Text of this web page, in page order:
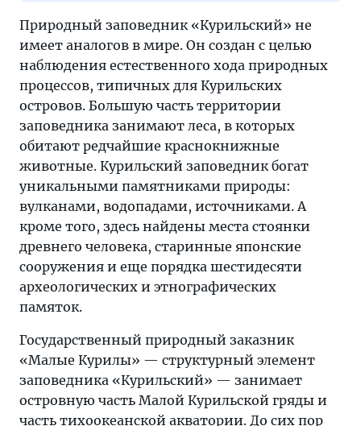
Природный заповедник «Курильский» не
имеет аналогов в мире. Он создан с целью
наблюдения естественного хода природных
процессов, типичных для Курильских
островов. Большую часть территории
заповедника занимают леса, в которых
обитают редчайшие краснокнижные
животные. Курильский заповедник богат
уникальными памятниками природы:
вулканами, водопадами, источниками. А
кроме того, здесь найдены места стоянки
древнего человека, старинные японские
сооружения и еще порядка шестидесяти
археологических и этнографических
памяток.
Государственный природный заказник
«Малые Курилы» — структурный элемент
заповедника «Курильский» — занимает
островную часть Малой Курильской гряды и
часть тихоокеанской акватории. До сих пор